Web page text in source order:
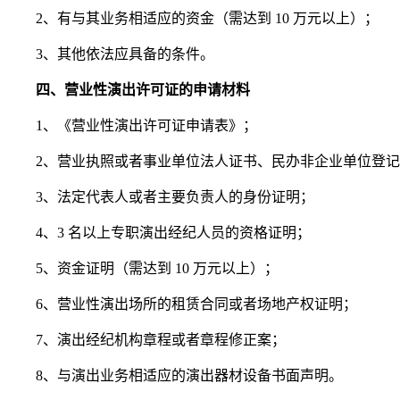
2、有与其业务相适应的资金（需达到 10 万元以上）；
3、其他依法应具备的条件。
四、营业性演出许可证的申请材料
1、《营业性演出许可证申请表》；
2、营业执照或者事业单位法人证书、民办非企业单位登
3、法定代表人或者主要负责人的身份证明；
4、3 名以上专职演出经纪人员的资格证明；
5、资金证明（需达到 10 万元以上）；
6、营业性演出场所的租赁合同或者场地产权证明；
7、演出经纪机构章程或者章程修正案；
8、与演出业务相适应的演出器材设备书面声明。